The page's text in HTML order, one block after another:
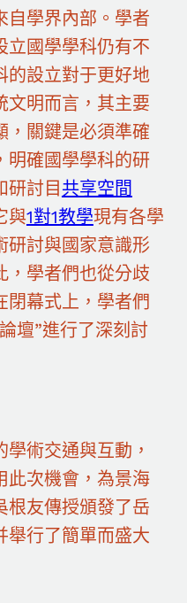
自學界內部。學者
立國學學科仍有不
的設立對于更好地
文明而言，其主要
，關鍵是必須準確
明確國學學科的研
研討目 共享空間
與1對1教學現有各學
研討與國家意識形
，學者們也從分歧
閉幕式上，學者們
壇”進行了深刻討
術交通與互動，
此次機會，為景海
根友傳授頒發了岳
舉行了簡單而盛大